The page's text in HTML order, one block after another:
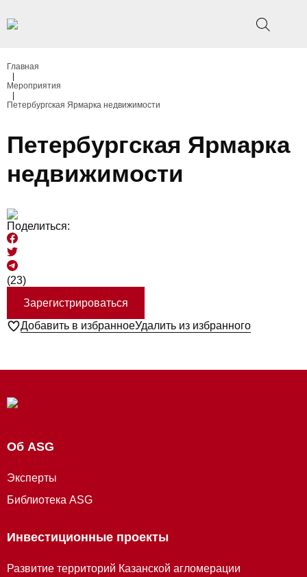
Главная
Мероприятия
Петербургская Ярмарка недвижимости
Петербургская Ярмарка
недвижимости
Поделиться:
(23)
Зарегистрироваться
Добавить в избранноеУдалить из избранного
Об ASG
Эксперты
Библиотека ASG
Инвестиционные проекты
Развитие территорий Казанской агломерации